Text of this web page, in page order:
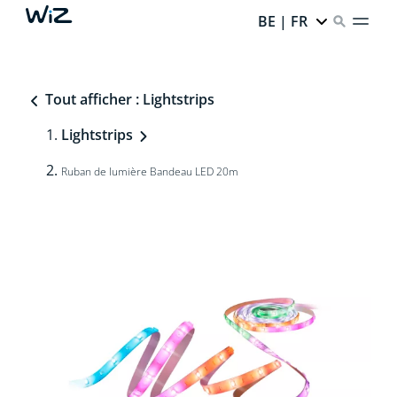
BE | FR
Tout afficher : Lightstrips
Lightstrips
Ruban de lumière Bandeau LED 20m